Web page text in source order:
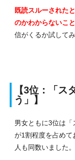
既読スルーされた
のかわからないこ
信がくるか試して
【3位：「ス
う」】
男女ともに3位は
が1割程度を占めて
人も同数いました。